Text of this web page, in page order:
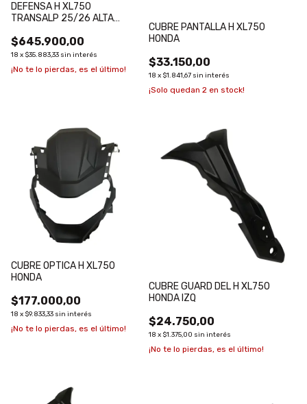
DEFENSA H XL750
TRANSALP 25/26 ALTA
$645.900,00
18 x $35.883,33 sin interés
¡No te lo pierdas, es el último!
CUBRE PANTALLA H XL750
HONDA
$33.150,00
18 x $1.841,67 sin interés
¡Solo quedan 2 en stock!
CUBRE OPTICA H XL750
HONDA
$177.000,00
18 x $9.833,33 sin interés
¡No te lo pierdas, es el último!
CUBRE GUARD DEL H XL750
HONDA IZQ
$24.750,00
18 x $1.375,00 sin interés
¡No te lo pierdas, es el último!